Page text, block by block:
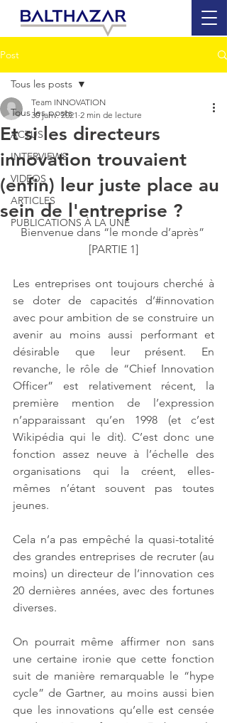
Post
Tous les posts
ACTUS
INTERVIEWS
VIDEOS
ARTICLES
PUBLICATIONS À LA UNE
Tous les posts
Et si les directeurs
innovation trouvaient
(enfin) leur juste place au
sein de l'entreprise ?
Team INNOVATION
30 janv. 2021 2 min de lecture
Bienvenue dans “le monde d’après”
[PARTIE 1]
Les entreprises ont toujours cherché à
se doter de capacités d’#innovation
avec pour ambition de se construire un
avenir au moins aussi performant et
désirable que leur présent. En
revanche, le rôle de “Chief Innovation
Officer” est relativement récent, la
première mention de l’expression
n’apparaissant qu’en 1998 (et c’est
Wikipédia qui le dit). C’est donc une
fonction assez neuve à l’échelle des
organisations qui la créent, elles-
mêmes n’étant souvent pas toutes
jeunes.
Cela n’a pas empêché la quasi-totalité
des grandes entreprises de recruter (au
moins) un directeur de l’innovation ces
20 dernières années, avec des fortunes
diverses.
On pourrait même affirmer non sans
une certaine ironie que cette fonction
suit de manière remarquable le “hype
cycle” de Gartner, au moins aussi bien
que les innovations qu’elle est censée